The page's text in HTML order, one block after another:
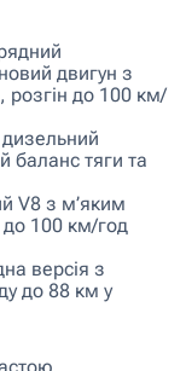
двигун з
розгін до 100 км/
баланс тяги та
V8 з м’яким
до 100 км/год
версія з
до 88 км у